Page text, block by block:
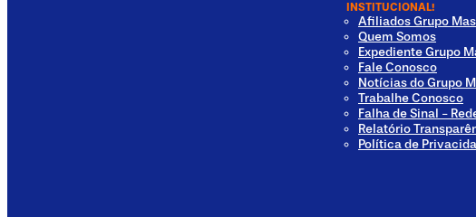
INSTITUCIONAL!
Afiliados Grupo
Quem Somos
Expediente Grupo
Fale Conosco
Notícias do Grupo
Trabalhe Conosco
Falha de Sinal -
Relatório
Política de